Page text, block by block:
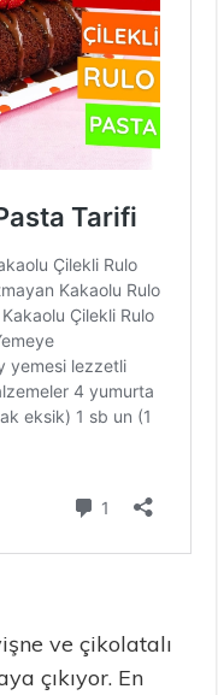
ve çikolatalı
çıkıyor. En